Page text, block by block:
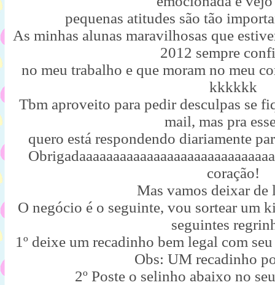
pequenas atitudes são tão
As minhas alunas maravilhosas que
2012 sempre
no meu trabalho e que moram no meu
kkkkkk
Tbm aproveito para pedir desculpas se
mail, mas pra
quero está respondendo diariamente
coração!
Mas vamos deixar de
O negócio é o seguinte, vou sortear um
seguintes
1º deixe um recadinho bem legal com
Obs: UM recadinho
2º Poste o selinho abaixo no